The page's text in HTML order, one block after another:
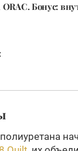
ORAC. Бонус: